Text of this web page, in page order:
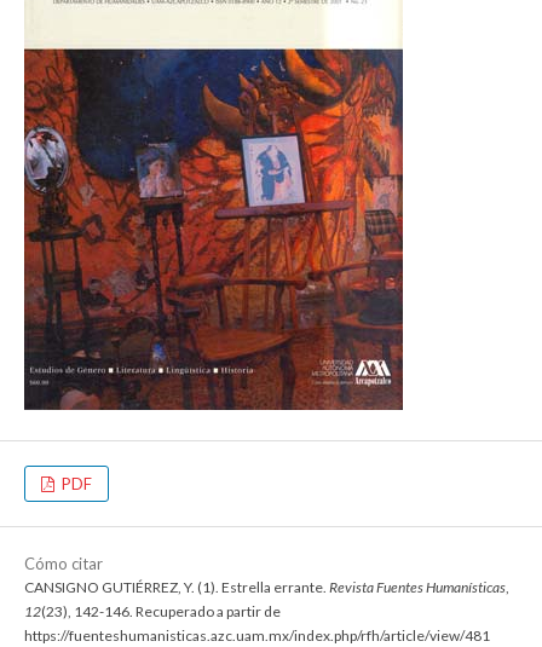
PDF
Cómo citar
CANSIGNO GUTIÉRREZ, Y. (1). Estrella errante. Revista Fuentes Humanísticas,
12(23), 142-146. Recuperado a partir de
https://fuenteshumanisticas.azc.uam.mx/index.php/rfh/article/view/481